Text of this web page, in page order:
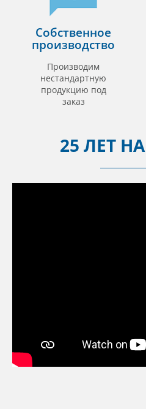
Собственное
производство
Производим
нестандартную
продукцию под
заказ
25 ЛЕТ